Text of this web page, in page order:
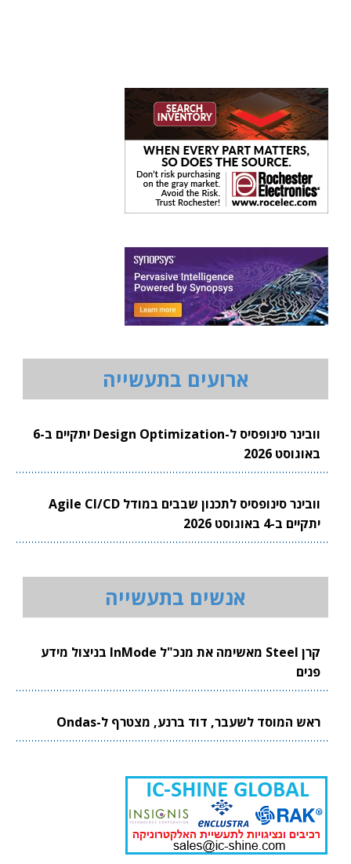
ארועים בתעשייה
וובינר סינופסיס ל-Design Optimization יתקיים ב-6
באוגוסט 2026
וובינר סינופסיס לתכנון שבבים במודל Agile CI/CD
יתקיים ב-4 באוגוסט 2026
אנשים בתעשייה
קרן Steel מאשימה את מנכ"ל InMode בניצול מידע
פנים
ראש המוסד לשעבר, דוד ברנע, מצטרף ל-Ondas